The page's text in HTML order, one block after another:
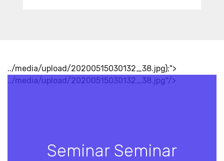
../media/upload/20200515030132_38.jpg);">
../media/upload/20200515030132_38.jpg"/>
Seminar Seminar